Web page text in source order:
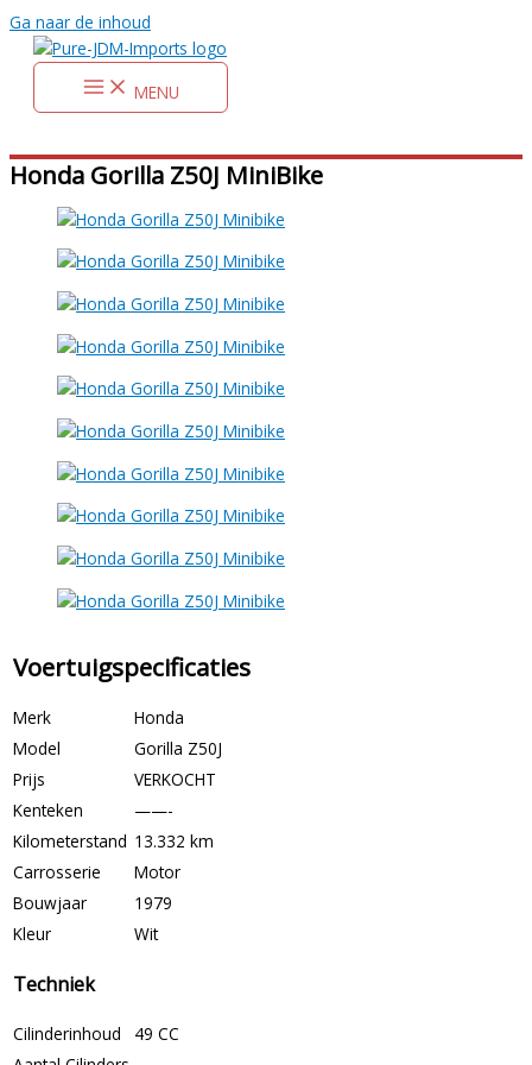
Ga naar de inhoud
MENU
Honda Gorilla Z50J MiniBike
Voertuigspecificaties
Merk
Honda
Model
Gorilla Z50J
Prijs
VERKOCHT
Kenteken
——-
Kilometerstand 13.332 km
Carrosserie
Motor
Bouwjaar
1979
Kleur
Wit
Techniek
Cilinderinhoud
49 CC